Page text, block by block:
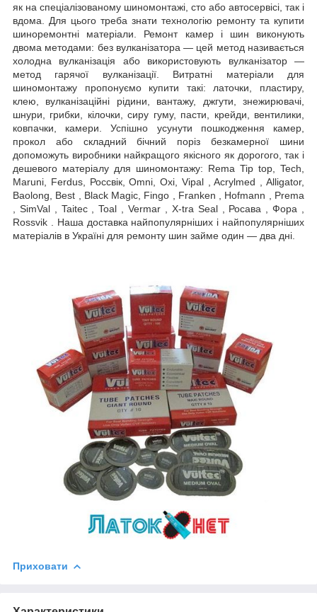
як на спеціалізованому шиномонтажі, сто або автосервісі, так і
вдома. Для цього треба знати технологію ремонту та купити
шиноремонтні матеріали. Ремонт камер і шин виконують
двома методами: без вулканізатора — цей метод називається
холодна вулканізація або використовують вулканізатор —
метод гарячої вулканізації. Витратні матеріали для
шиномонтажу пропонуємо купити такі: латочки, пластиру,
клею, вулканізаційні рідини, вантажу, джгути, знежирювачі,
шнури, грибки, кілочки, сиру гуму, пасти, крейди, вентилики,
ковпачки, камери. Успішно усунути пошкодження камер,
прокол або складний бічний поріз безкамерної шини
допоможуть виробники найкращого якісного як дорогого, так і
дешевого матеріалу для шиномонтажу: Rema Tip top, Tech,
Maruni, Ferdus, Россвік, Omni, Oxi, Vipal , Acrylmed , Alligator,
Baolong, Best , Black Magic, Fingo , Franken , Hofmann , Prema
, SimVal , Taitec , Toal , Vermar , X-tra Seal , Росава , Фора ,
Rossvik . Наша доставка найпопулярніших і найпопулярніших
матеріалів в Україні для ремонту шин займе один — два дні.
Приховати